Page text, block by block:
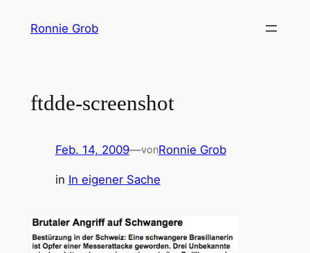
InhaltRonnie Grob
ftdde-screenshot
Feb. 14, 2009—vonRonnie Grob
in In eigener Sache